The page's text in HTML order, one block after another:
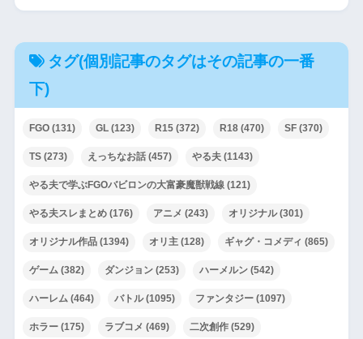
タグ(個別記事のタグはその記事の一番
下)
FGO(131) GL(123) R15(372) R18(470) SF(370)
TS(273) えっちなお話(457) やる夫(1143)
やる夫で学ぶFGOバビロンの大富豪魔獣戦線(121)
やる夫スレまとめ(176) アニメ (243) オリジナル(301)
オリジナル作品(1394) オリ主(128) ギャグ・コメディ (865)
ゲーム(382) ダンジョン(253) ハーメルン(542)
ハーレム(464) バトル(1095) ファンタジー(1097)
ホラー(175) ラブコメ (469) 二次創作(529)